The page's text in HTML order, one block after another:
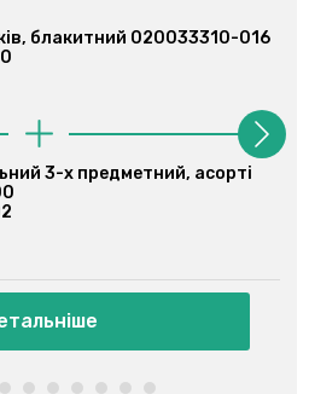
Боді для малюків, блакитний
Арт: 020033310
Комплект ясельний 3-х
070264202-000
Арт: 070264202